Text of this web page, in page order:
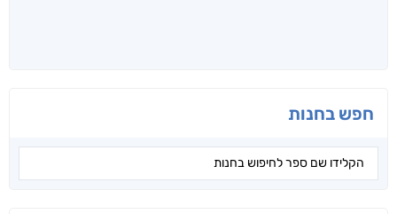
חפש בחנות